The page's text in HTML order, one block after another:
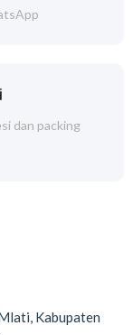
dan packing
Kabupaten